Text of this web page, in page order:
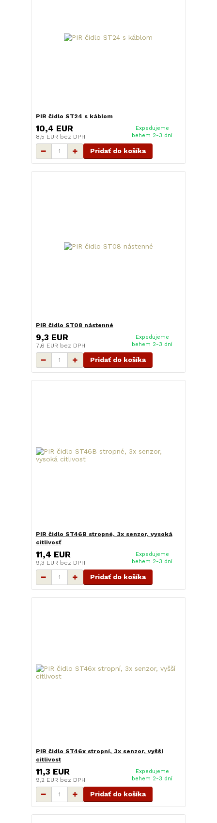
PIR čidlo ST24 s káblom
10,4 EUR
8,5 EUR bez DPH
Expedujeme
behem 2-3 dní
Pridať do košíka
PIR čidlo ST08 nástenné
9,3 EUR
7,6 EUR bez DPH
Expedujeme
behem 2-3 dní
Pridať do košíka
PIR čidlo ST46B stropné, 3x senzor, vysoká
citlivosť
11,4 EUR
9,3 EUR bez DPH
Expedujeme
behem 2-3 dní
Pridať do košíka
PIR čidlo ST46x stropní, 3x senzor, vyšší
citlivost
11,3 EUR
9,2 EUR bez DPH
Expedujeme
behem 2-3 dní
Pridať do košíka